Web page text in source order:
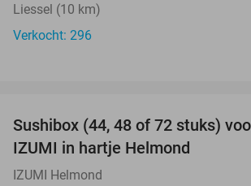
Liessel (10 km)
Verkocht: 296
Sushibox (44, 48 of 72 stuks)
IZUMI in hartje Helmond
IZUMI Helmond